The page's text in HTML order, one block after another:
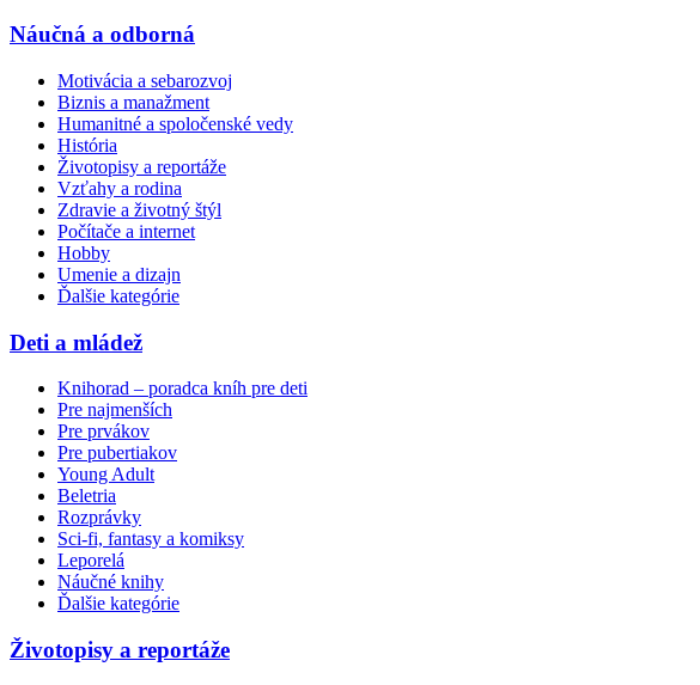
Náučná a odborná
Motivácia a sebarozvoj
Biznis a manažment
Humanitné a spoločenské vedy
História
Životopisy a reportáže
Vzťahy a rodina
Zdravie a životný štýl
Počítače a internet
Hobby
Umenie a dizajn
Ďalšie kategórie
Deti a mládež
Knihorad – poradca kníh pre deti
Pre najmenších
Pre prvákov
Pre pubertiakov
Young Adult
Beletria
Rozprávky
Sci-fi, fantasy a komiksy
Leporelá
Náučné knihy
Ďalšie kategórie
Životopisy a reportáže